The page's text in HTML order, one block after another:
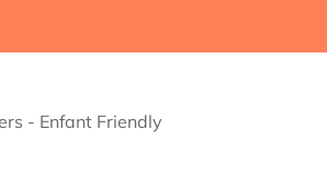
- Enfant Friendly